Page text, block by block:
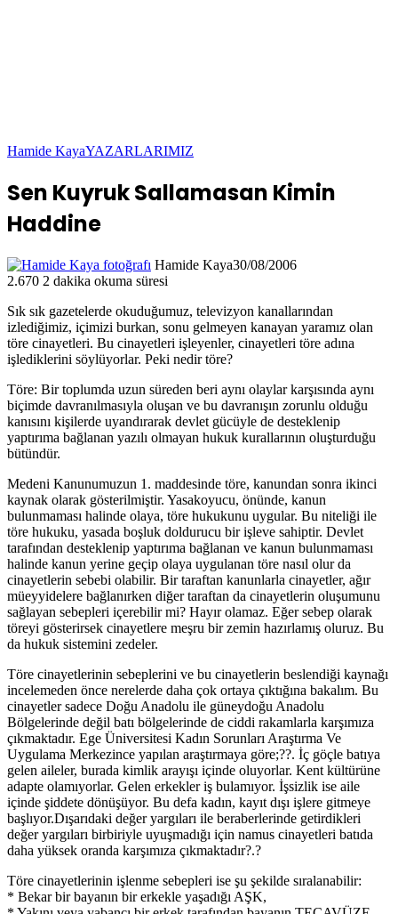
Hamide KayaYAZARLARIMIZ
Sen Kuyruk Sallamasan Kimin
Haddine
Hamide Kaya30/08/2006
2.670 2 dakika okuma süresi
Sık sık gazetelerde okuduğumuz, televizyon kanallarından
izlediğimiz, içimizi burkan, sonu gelmeyen kanayan yaramız olan
töre cinayetleri. Bu cinayetleri işleyenler, cinayetleri töre adına
işlediklerini söylüyorlar. Peki nedir töre?
Töre: Bir toplumda uzun süreden beri aynı olaylar karşısında aynı
biçimde davranılmasıyla oluşan ve bu davranışın zorunlu olduğu
kanısını kişilerde uyandırarak devlet gücüyle de desteklenip
yaptırıma bağlanan yazılı olmayan hukuk kurallarının oluşturduğu
bütündür.
Medeni Kanunumuzun 1. maddesinde töre, kanundan sonra ikinci
kaynak olarak gösterilmiştir. Yasakoyucu, önünde, kanun
bulunmaması halinde olaya, töre hukukunu uygular. Bu niteliği ile
töre hukuku, yasada boşluk doldurucu bir işleve sahiptir. Devlet
tarafından desteklenip yaptırıma bağlanan ve kanun bulunmaması
halinde kanun yerine geçip olaya uygulanan töre nasıl olur da
cinayetlerin sebebi olabilir. Bir taraftan kanunlarla cinayetler, ağır
müeyyidelere bağlanırken diğer taraftan da cinayetlerin oluşumunu
sağlayan sebepleri içerebilir mi? Hayır olamaz. Eğer sebep olarak
töreyi gösterirsek cinayetlere meşru bir zemin hazırlamış oluruz. Bu
da hukuk sistemini zedeler.
Töre cinayetlerinin sebeplerini ve bu cinayetlerin beslendiği kaynağı
incelemeden önce nerelerde daha çok ortaya çıktığına bakalım. Bu
cinayetler sadece Doğu Anadolu ile güneydoğu Anadolu
Bölgelerinde değil batı bölgelerinde de ciddi rakamlarla karşımıza
çıkmaktadır. Ege Üniversitesi Kadın Sorunları Araştırma Ve
Uygulama Merkezince yapılan araştırmaya göre;??. İç göçle batıya
gelen aileler, burada kimlik arayışı içinde oluyorlar. Kent kültürüne
adapte olamıyorlar. Gelen erkekler iş bulamıyor. İşsizlik ise aile
içinde şiddete dönüşüyor. Bu defa kadın, kayıt dışı işlere gitmeye
başlıyor.Dışarıdaki değer yargıları ile beraberlerinde getirdikleri
değer yargıları birbiriyle uyuşmadığı için namus cinayetleri batıda
daha yüksek oranda karşımıza çıkmaktadır?.?
Töre cinayetlerinin işlenme sebepleri ise şu şekilde sıralanabilir:
* Bekar bir bayanın bir erkekle yaşadığı AŞK,